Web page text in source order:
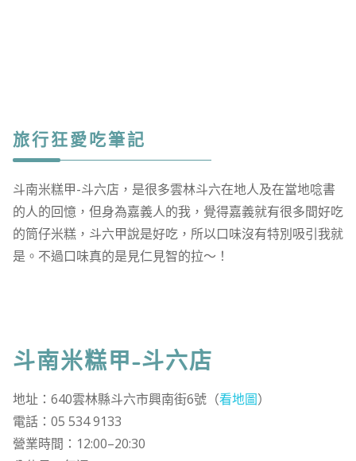
旅行狂愛吃筆記
斗南米糕甲-斗六店，是很多雲林斗六在地人及在當地唸書
的人的回憶，但身為嘉義人的我，覺得嘉義就有很多間好吃
的筒仔米糕，斗六甲說是好吃，所以口味沒有特別吸引我就
是。不過口味真的是見仁見智的拉～！
斗南米糕甲-斗六店
地址：640雲林縣斗六市興南街6號（看地圖）
電話：05 534 9133
營業時間：12:00–20:30